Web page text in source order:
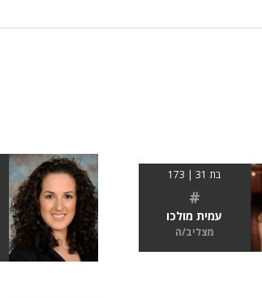
בת 31 | 173
#
עמית מולכו
מצליב/ה